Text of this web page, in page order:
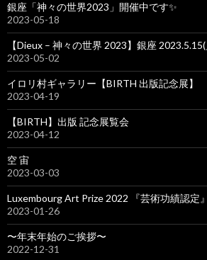
銀座「神々の世界2023」開催中です✨
2023-05-18
【Dieux – 神々の世界 2023】銀座
2023-05-02
イロリ村ギャラリー【BIRTH 出版記念展】
2023-04-19
【BIRTH】出版 記念展覧会
2023-04-12
空 宙
2023-03-03
Luxembourg Art Prize 2022 『芸術功績認定
2023-01-26
〜年末年始のご挨拶〜
2022-12-31